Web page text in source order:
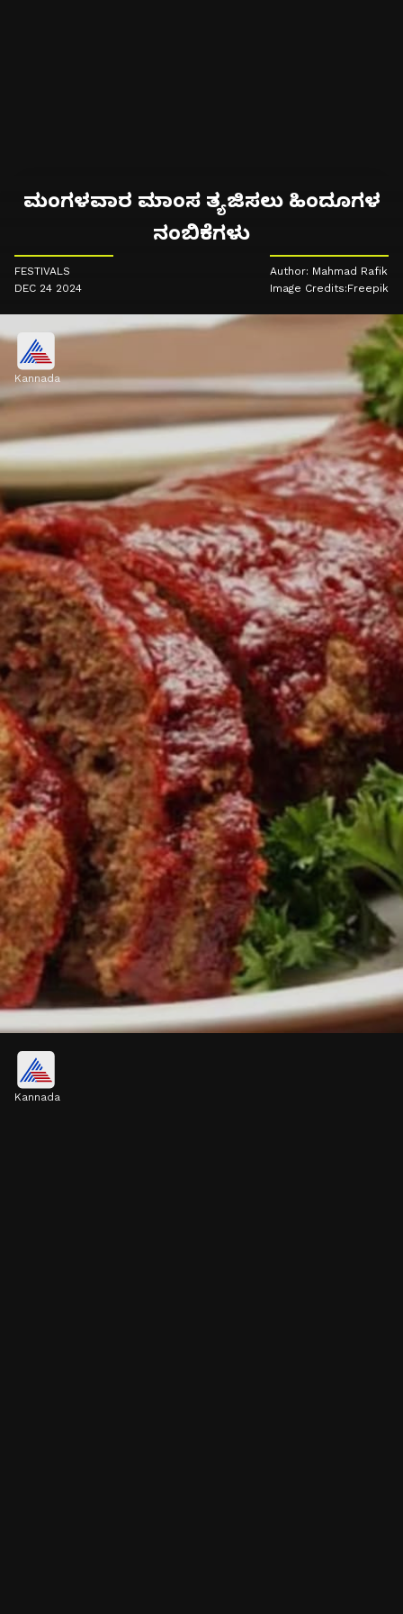
ಮಂಗಳವಾರ ಮಾಂಸ ತ್ಯಜಿಸಲು ಹಿಂದೂಗಳ
ನಂಬಿಕೆಗಳು
FESTIVALS
DEC 24 2024
Author: Mahmad Rafik
Image Credits:Freepik
Kannada
ಮಂಗಳವಾರ ಮಾಂಸ ಸೇವನೆ ಒಳ್ಳೆಯದಲ್ಲ
ಇಂದಿನ ಆಧುನಿಕತೆಯ ಪೀಳಿಗೆಯು ಸನಾತನ ಧರ್ಮ
Kannada